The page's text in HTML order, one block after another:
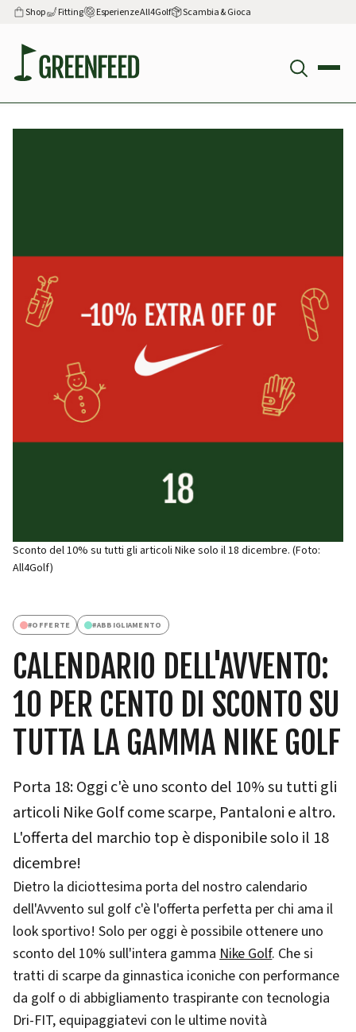
Shop Fitting Esperienze All4Golf Scambia & Gioca
Sconto del 10% su tutti gli articoli Nike solo il 18 dicembre. (Foto:
All4Golf)
#OFFERTE #ABBIGLIAMENTO
CALENDARIO DELL'AVVENTO:
10 PER CENTO DI SCONTO SU
TUTTA LA GAMMA NIKE GOLF
Porta 18: Oggi c'è uno sconto del 10% su tutti gli
articoli Nike Golf come scarpe, Pantaloni e altro.
L'offerta del marchio top è disponibile solo il 18
dicembre!
Dietro la diciottesima porta del nostro calendario
dell'Avvento sul golf c'è l'offerta perfetta per chi ama il
look sportivo! Solo per oggi è possibile ottenere uno
sconto del 10% sull'intera gamma Nike Golf. Che si
tratti di scarpe da ginnastica iconiche con performance
da golf o di abbigliamento traspirante con tecnologia
Dri-FIT, equipaggiatevi con le ultime novità